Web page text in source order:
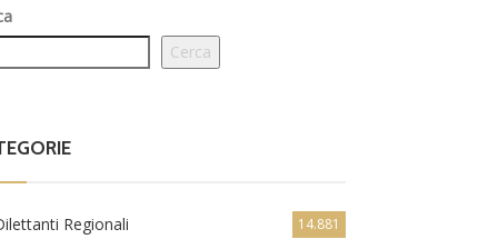
Cerca
Regionali 14.881